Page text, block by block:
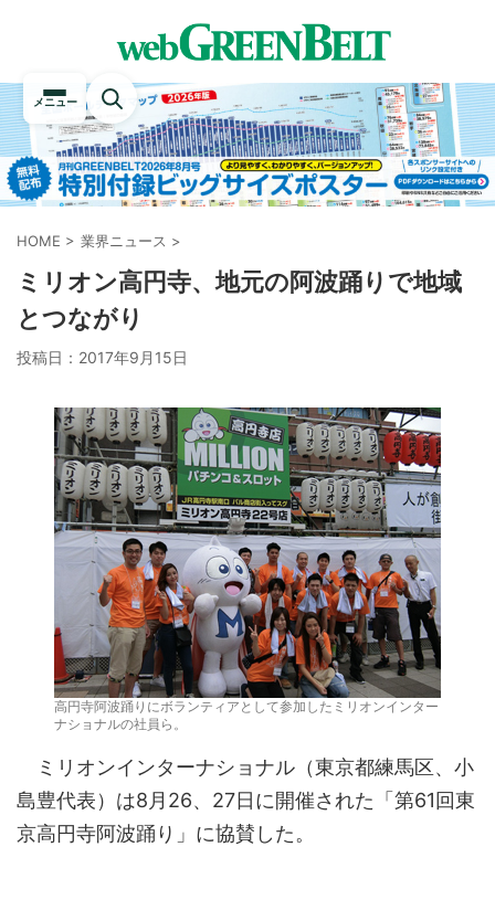
メニュー
HOME > 業界ニュース >
ミリオン高円寺、地元の阿波踊りで地域
とつながり
投稿日： 2017年9月15日
高円寺阿波踊りにボランティアとして参加したミリオンインター
ナショナルの社員ら。
ミリオンインターナショナル（東京都練馬区、小
島豊代表）は8月26、27日に開催された「第61回東
京高円寺阿波踊り」に協賛した。